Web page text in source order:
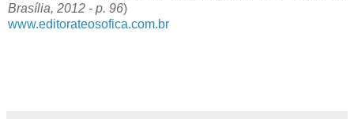
Brasília, 2012 - p. 96)
www.editorateosofica.com.br